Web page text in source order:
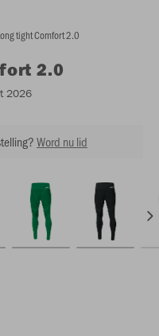
tight Comfort 2.0
2.0
2026
Word nu lid